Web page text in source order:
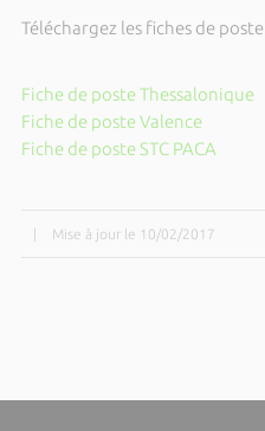
Téléchargez les fiches de poste
Fiche de poste Thessalonique
Fiche de poste Valence
Fiche de poste STC PACA
Mise à jour le 10/02/2017